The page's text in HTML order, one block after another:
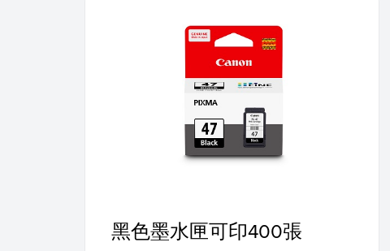
黑色墨水匣可印400張